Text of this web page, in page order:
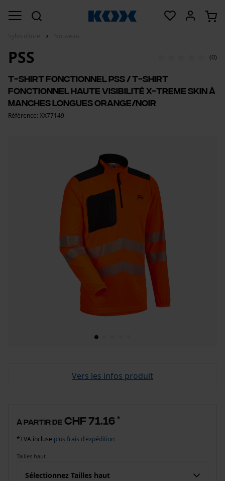
PSS (0)
T-shirt fonctionnel PSS / T-shirt
fonctionnel haute visibilité X-treme Skin à
manches longues orange/noir
Référence: XX77149
Vers les infos produit
à partir de CHF 71.16 *
*TVA incluse plus frais d'expédition
Tailles haut
Sélectionnez Tailles haut